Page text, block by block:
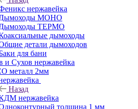
нержавейка
МОНО
ТЕРМО
дымоходы
детали дымоходов
для бани
и Сухов нержавейка
металл 2мм
Назад
нержавейка
толщина 1 мм